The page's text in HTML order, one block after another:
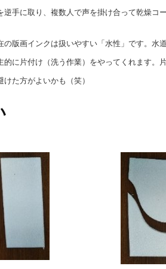
手に取り、複数人で声を掛け合って乾燥コ
の版画インクは扱いやすい「水性」です。
に片付け（洗う作業）をやってくれます。
た方がよいかも（笑）